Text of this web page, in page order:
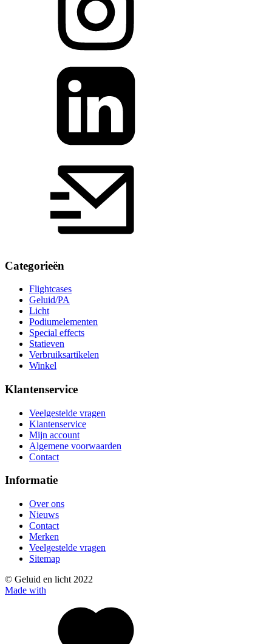
Categorieën
Flightcases
Geluid/PA
Licht
Podiumelementen
Special effects
Statieven
Verbruiksartikelen
Winkel
Klantenservice
Veelgestelde vragen
Klantenservice
Mijn account
Algemene voorwaarden
Contact
Informatie
Over ons
Nieuws
Contact
Merken
Veelgestelde vragen
Sitemap
© Geluid en licht 2022
Made with